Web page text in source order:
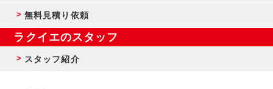
無料見積り依頼
ラクイエのスタッフ
スタッフ紹介